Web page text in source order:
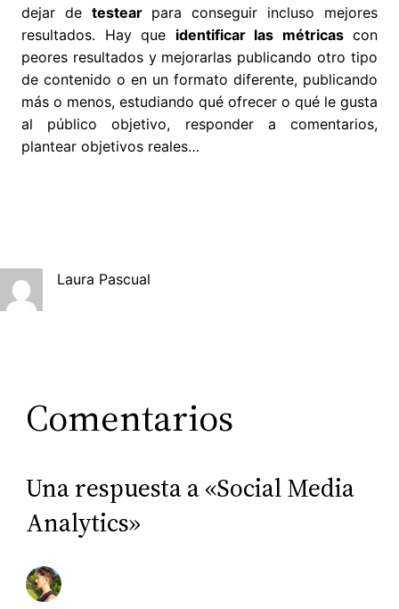
dejar de testear para conseguir incluso mejores
resultados. Hay que identificar las métricascon
peores resultados y mejorarlas publicando otro tipo
de contenido o en un formato diferente, publicando
más o menos, estudiando qué ofrecer o qué le gusta
al público objetivo, responder a comentarios,
plantear objetivos reales…
Laura Pascual
Comentarios
Una respuesta a «Social Media
Analytics»